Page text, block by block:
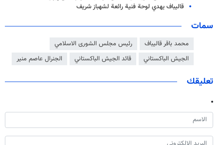
قاليباف يهدي لوحة فنية رائعة لشهباز شريف
سمات
محمد باقر قاليباف
رئيس مجلس الشورى الاسلامي
الجيش الباكستاني
قائد الجيش الباكستاني الجنرال عاصم منير
تعليقك